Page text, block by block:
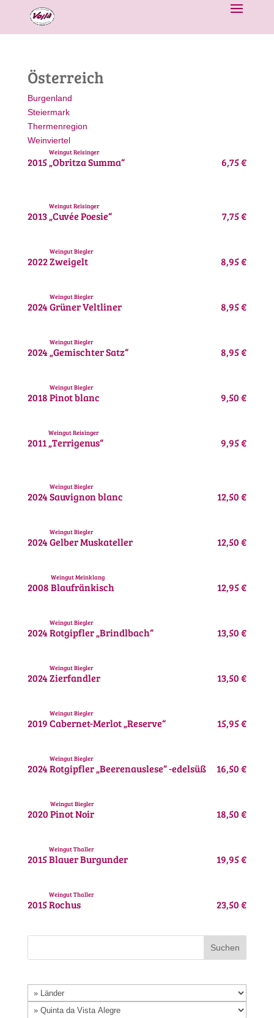
Österreich
Burgenland
Steiermark
Thermenregion
Weinviertel
2015
Weingut Reisinger
„Obritza Summa“ 6,75 €
2013
Weingut Reisinger
„Cuvée Poesie“ 7,75 €
2022
Weingut Biegler
Zweigelt 8,95 €
2024
Weingut Biegler
Grüner Veltliner 8,95 €
2024
Weingut Biegler
„Gemischter Satz“ 8,95 €
2018
Weingut Biegler
Pinot blanc 9,50 €
2011
Weingut Reisinger
„Terrigenus“ 9,95 €
2024
Weingut Biegler
Sauvignon blanc 12,50 €
2024
Weingut Biegler
Gelber Muskateller 12,50 €
2008
Weingut Meinklang
Blaufränkisch 12,95 €
2024
Weingut Biegler
Rotgipfler „Brindlbach“ 13,50 €
2024
Weingut Biegler
Zierfandler 13,50 €
2019
Weingut Biegler
Cabernet-Merlot „Reserve“ 15,95 €
2024
Weingut Biegler
Rotgipfler „Beerenauslese“ -edelsüß 16,50 €
2020
Weingut Biegler
Pinot Noir 18,50 €
2015
Weingut Thaller
Blauer Burgunder 19,95 €
2015
Weingut Thaller
Rochus 23,50 €